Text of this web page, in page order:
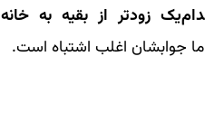
زودتر از بقیه به خانه
اما جوابشان اغلب اشتباه است.